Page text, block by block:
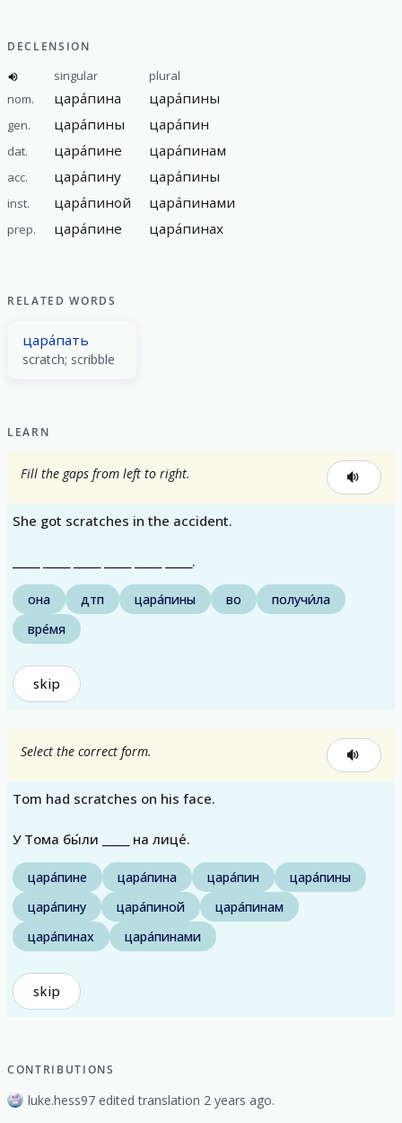
DECLENSION
singular
plural
nom.
цара́пина цара́пины
gen. цара́пины цара́пин
dat. цара́пине цара́пинам
acc. цара́пину цара́пины
inst. цара́пиной цара́пинами
prep. цара́пине цара́пинах
RELATED WORDS
цара́пать
scratch; scribble
LEARN
Fill the gaps from left to right.
She got scratches in the accident.
_____ _____ _____ _____ _____ _____.
она дтп цара́пины во
получи́ла
вре́мя
skip
Select the correct form.
Tom had scratches on his face.
У Тома бы́ли _____ на лице́.
цара́пине цара́пина цара́пин
цара́пины
цара́пину
цара́пиной
цара́пинам
цара́пинах
цара́пинами
skip
CONTRIBUTIONS
luke.hess97 edited translation 2 years ago.